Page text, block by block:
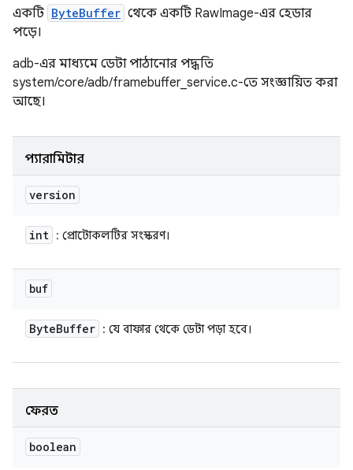
একটি ByteBuffer থেকে একটি RawImage-এর হেডার
পড়ে।
adb-এর মাধ্যমে ডেটা পাঠানোর পদ্ধতি
system/core/adb/framebuffer_service.c-তে সংজ্ঞায়িত করা
আছে।
প্যারামিটার
version
int : প্রোটোকলটির সংস্করণ।
buf
ByteBuffer : যে বাফার থেকে ডেটা পড়া হবে।
ফেরত
boolean